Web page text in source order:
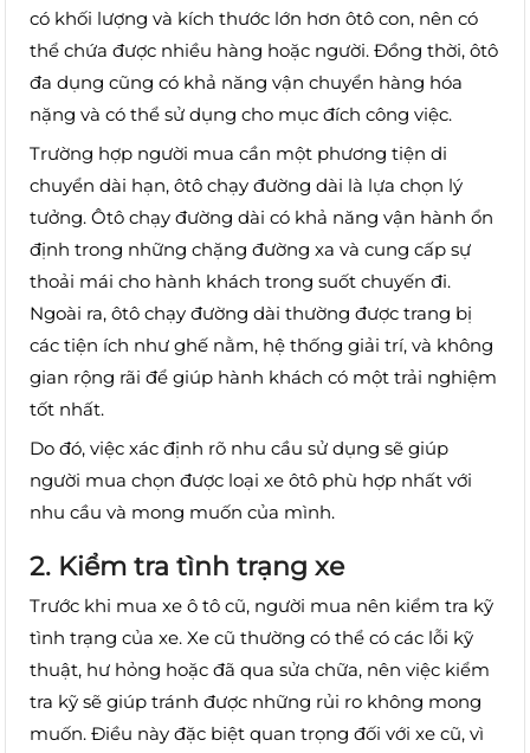
có khối lượng và kích thước lớn hơn ôtô con, nên có
thể chứa được nhiều hàng hoặc người. Đồng thời, ôtô
đa dụng cũng có khả năng vận chuyển hàng hóa
nặng và có thể sử dụng cho mục đích công việc.
Trường hợp người mua cần một phương tiện di
chuyển dài hạn, ôtô chạy đường dài là lựa chọn lý
tưởng. Ôtô chạy đường dài có khả năng vận hành ổn
định trong những chặng đường xa và cung cấp sự
thoải mái cho hành khách trong suốt chuyến đi.
Ngoài ra, ôtô chạy đường dài thường được trang bị
các tiện ích như ghế nằm, hệ thống giải trí, và không
gian rộng rãi để giúp hành khách có một trải nghiệm
tốt nhất.
Do đó, việc xác định rõ nhu cầu sử dụng sẽ giúp
người mua chọn được loại xe ôtô phù hợp nhất với
nhu cầu và mong muốn của mình.
2. Kiểm tra tình trạng xe
Trước khi mua xe ô tô cũ, người mua nên kiểm tra kỹ
tình trạng của xe. Xe cũ thường có thể có các lỗi kỹ
thuật, hư hỏng hoặc đã qua sửa chữa, nên việc kiểm
tra kỹ sẽ giúp tránh được những rủi ro không mong
muốn. Điều này đặc biệt quan trọng đối với xe cũ, vì